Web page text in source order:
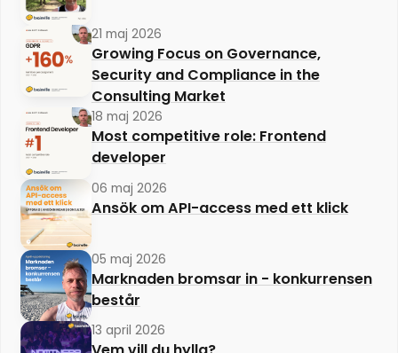
21 maj 2026
Growing Focus on Governance,
Security and Compliance in the
Consulting Market
18 maj 2026
Most competitive role: Frontend
developer
06 maj 2026
Ansök om API-access med ett klick
05 maj 2026
Marknaden bromsar in - konkurrensen
består
13 april 2026